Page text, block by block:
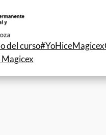
del curso#YoHiceMagicex